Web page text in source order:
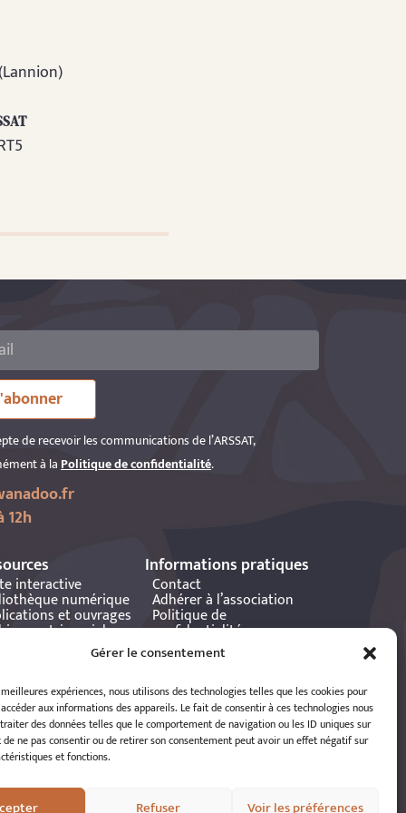
Gérer le consentement
expériences, nous utilisons des technologies telles que les cookies pour
aux informations des appareils. Le fait de consentir à ces technologies nous
des données telles que le comportement de navigation ou les ID uniques sur
ne pas consentir ou de retirer son consentement peut avoir un effet négatif sur
et fonctions.
Refuser Voir les préférences
de recevoir les communications de l’ARSSAT,
à laPolitique de confidentialité.
12h
interactive
numérique
et ouvrages
patrimoniales
Informations pratiques
Contact
Adhérer à l’association
Politique de
confidentialité
Politique de cookies
Mentions légales